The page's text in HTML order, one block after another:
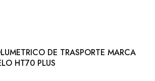
DE TRASPORTE MARCA
HT70 PLUS